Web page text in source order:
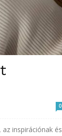
0
inspirációnak és